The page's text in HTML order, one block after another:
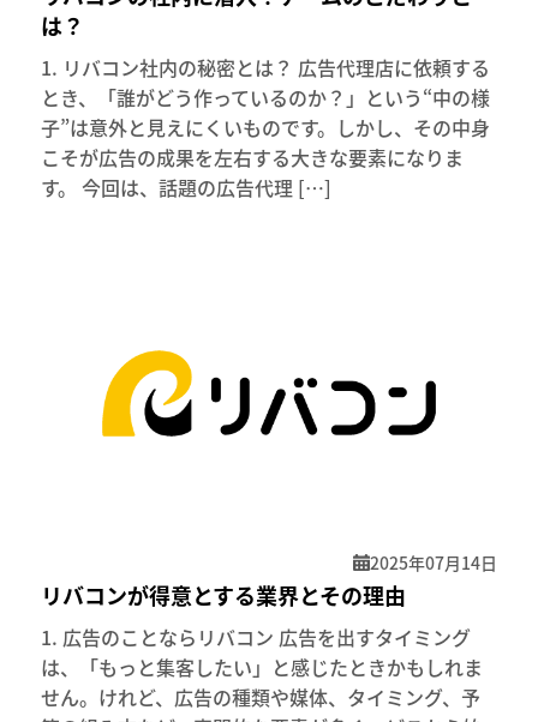
は？
1. リバコン社内の秘密とは？ 広告代理店に依頼する
とき、「誰がどう作っているのか？」という“中の様
子”は意外と見えにくいものです。しかし、その中身
こそが広告の成果を左右する大きな要素になりま
す。 今回は、話題の広告代理 […]
2025年07月14日
リバコンが得意とする業界とその理由
1. 広告のことならリバコン 広告を出すタイミング
は、「もっと集客したい」と感じたときかもしれま
せん。けれど、広告の種類や媒体、タイミング、予